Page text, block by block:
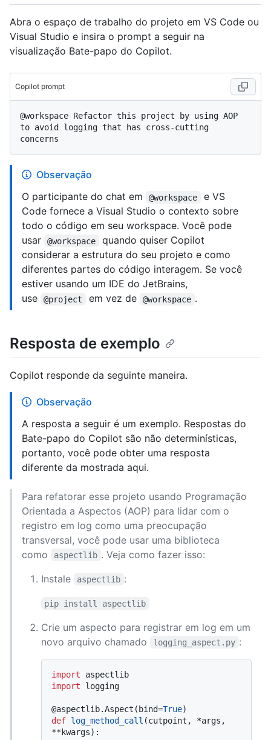
Abra o espaço de trabalho do projeto em VS Code ou
Visual Studio e insira o prompt a seguir na
visualização Bate-papo do Copilot.
Copilot prompt
@workspace Refactor this project by using AOP
to avoid logging that has cross-cutting
Observação
O participante do chat em
@workspace
e VS
Code fornece a Visual Studio o contexto sobre
todo o código em seu workspace. Você pode
usar
@workspace
quando quiser Copilot
considerar a estrutura do seu projeto e como
diferentes partes do código interagem. Se você
estiver usando um IDE do JetBrains,
use
@project em vez de @workspace .
Resposta de exemplo
Copilot responde da seguinte maneira.
Observação
A resposta a seguir é um exemplo. Respostas do
Bate-papo do Copilot são não determinísticas,
portanto, você pode obter uma resposta
diferente da mostrada aqui.
Para refatorar esse projeto usando Programação
Orientada a Aspectos (AOP) para lidar com o
registro em log como uma preocupação
transversal, você pode usar uma biblioteca
como
aspectlib . Veja como fazer isso:
Instale
aspectlib :
pip install aspectlib
Crie um aspecto para registrar em log em um
novo arquivo chamado
logging_aspect.py :
import
import logging
@aspectlib.Aspect(bind=True)
def log_method_call (cutpoint, *args,
**kwargs):